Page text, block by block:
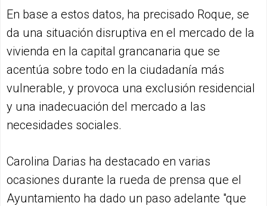
En base a estos datos, ha precisado Roque, se
da una situación disruptiva en el mercado de la
vivienda en la capital grancanaria que se
acentúa sobre todo en la ciudadanía más
vulnerable, y provoca una exclusión residencial
y una inadecuación del mercado a las
necesidades sociales.
Carolina Darias ha destacado en varias
ocasiones durante la rueda de prensa que el
Ayuntamiento ha dado un paso adelante "que